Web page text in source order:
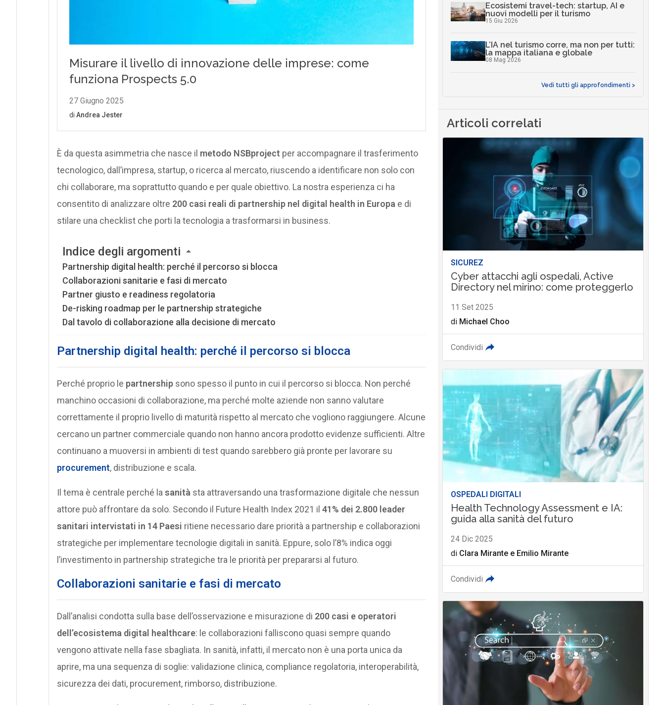
È da questa asimmetria che nasce il metodo NSBproject per accompagnare il trasferimento
tecnologico, dall’impresa, startup, o ricerca al mercato, riuscendo a identificare non solo con
chi collaborare, ma soprattutto quando e per quale obiettivo. La nostra esperienza ci ha
consentito di analizzare oltre 200 casi reali di partnership nel digital health in Europa e di
stilare una checklist che porti la tecnologia a trasformarsi in business.
Indice degli argomenti
Partnership digital health: perché il percorso si blocca
Collaborazioni sanitarie e fasi di mercato
Partner giusto e readiness regolatoria
De-risking roadmap per le partnership strategiche
Dal tavolo di collaborazione alla decisione di mercato
Partnership digital health: perché il percorso si blocca
Perché proprio le partnershipsono spesso il punto in cui il percorso si blocca. Non perché
manchino occasioni di collaborazione, ma perché molte aziende non sanno valutare
correttamente il proprio livello di maturità rispetto al mercato che vogliono raggiungere. Alcune
cercano un partner commerciale quando non hanno ancora prodotto evidenze sufficienti. Altre
continuano a muoversi in ambienti di test quando sarebbero già pronte per lavorare su
procurement, distribuzione e scala.
Il tema è centrale perché la sanità sta attraversando una trasformazione digitale che nessun
attore può affrontare da solo. Secondo il Future Health Index 2021 il 41% dei 2.800 leader
sanitari intervistati in 14 Paesi ritiene necessario dare priorità a partnership e collaborazioni
strategiche per implementare tecnologie digitali in sanità. Eppure, solo l’8% indica oggi
l’investimento in partnership strategiche tra le priorità per prepararsi al futuro.
Collaborazioni sanitarie e fasi di mercato
Dall’analisi condotta sulla base dell’osservazione e misurazione di 200 casi e operatori
dell’ecosistema digital healthcare: le collaborazioni falliscono quasi sempre quando
vengono attivate nella fase sbagliata. In sanità, infatti, il mercato non è una porta unica da
aprire, ma una sequenza di soglie: validazione clinica, compliance regolatoria, interoperabilità,
sicurezza dei dati, procurement, rimborso, distribuzione.
Ecosistemi travel-tech: startup, AI e
nuovi modelli per il turismo
15 Giu 2026
L’IA nel turismo corre, ma non per tutti:
la mappa italiana e globale
08 Mag 2026
Vedi tutti gli approfondimenti >
Articoli correlati
SICUREZ
Cyber attacchi agli ospedali, Active
Directory nel mirino: come proteggerlo
11 Set 2025
di Michael Choo
Condividi
OSPEDALI DIGITALI
Health Technology Assessment e IA:
guida alla sanità del futuro
24 Dic 2025
di Clara Mirantee Emilio Mirante
Condividi